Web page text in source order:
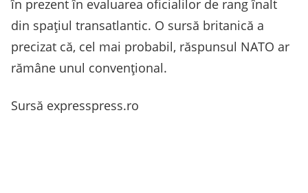
în prezent în evaluarea oficialilor de rang înalt
din spaţiul transatlantic. O sursă britanică a
precizat că, cel mai probabil, răspunsul NATO ar
rămâne unul convenţional.
Sursă expresspress.ro